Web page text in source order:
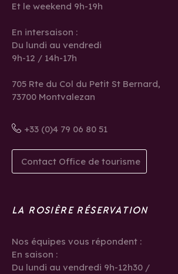
Et le weekend 9h-19h
En intersaison :
Du lundi au vendredi
9h-12 / 14h-17h
705 Rte du Col du Petit St Bernard,
73700 Montvalezan
+33 (0)4 79 06 80 51
Contact Office de tourisme
LA ROSIÈRE RÉSERVATION
Nos équipes vous répondent :
En saison :
Du lundi au vendredi 9h-12h30 /